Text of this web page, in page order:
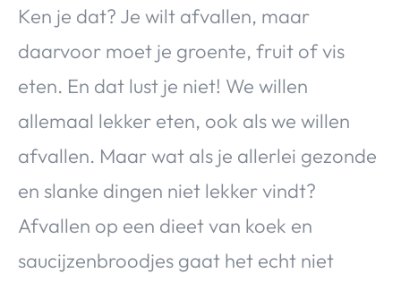
Huis & Tuin
Over Valerie
Over Valerie
Contact
VALERIE'S CHOICE
Ken je dat? Je wilt afvallen, maar
daarvoor moet je groente, fruit of vis
eten. En dat lust je niet! We willen
allemaal lekker eten, ook als we willen
afvallen. Maar wat als je allerlei gezonde
en slanke dingen niet lekker vindt?
Afvallen op een dieet van koek en
saucijzenbroodjes gaat het echt niet